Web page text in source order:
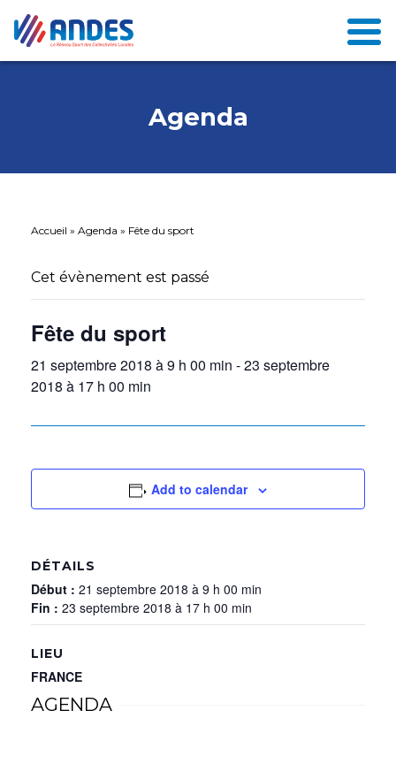
Agenda
Accueil » Agenda » Fête du sport
Cet évènement est passé
Fête du sport
21 septembre 2018 à 9 h 00 min -23 septembre
2018 à 17 h 00 min
Add to calendar
DÉTAILS
Début : 21 septembre 2018 à 9 h 00 min
Fin : 23 septembre 2018 à 17 h 00 min
LIEU
FRANCE
AGENDA